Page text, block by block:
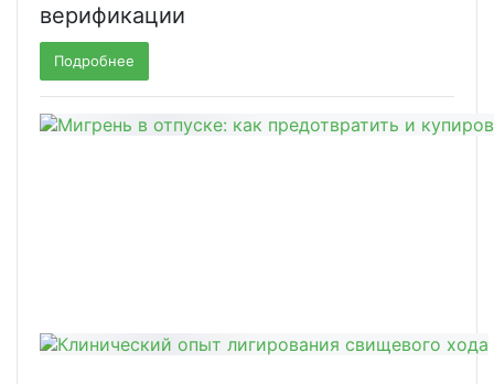
верификации
Подробнее